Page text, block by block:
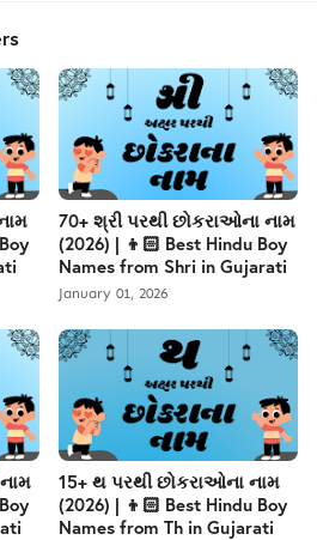
70+ શ્રી પરથી છોકરાઓના નામ
(2026) | 👦🏻 Best Hindu Boy
Names from Shri in Gujarati
January 01, 2026
15+ થ પરથી છોકરાઓના નામ
(2026) | 👦🏻 Best Hindu Boy
Names from Th in Gujarati